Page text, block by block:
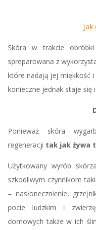
Skóra w trakcie
spreparowana z
które nadają jej miękkość i
konieczne jednak staje się
Ponieważ skóra
regeneracji tak jak żywa
Użytkowany wyrób
szkodliwym czynnikom
– nasłonecznienie,
pocie ludzkim i
domowych także w ich